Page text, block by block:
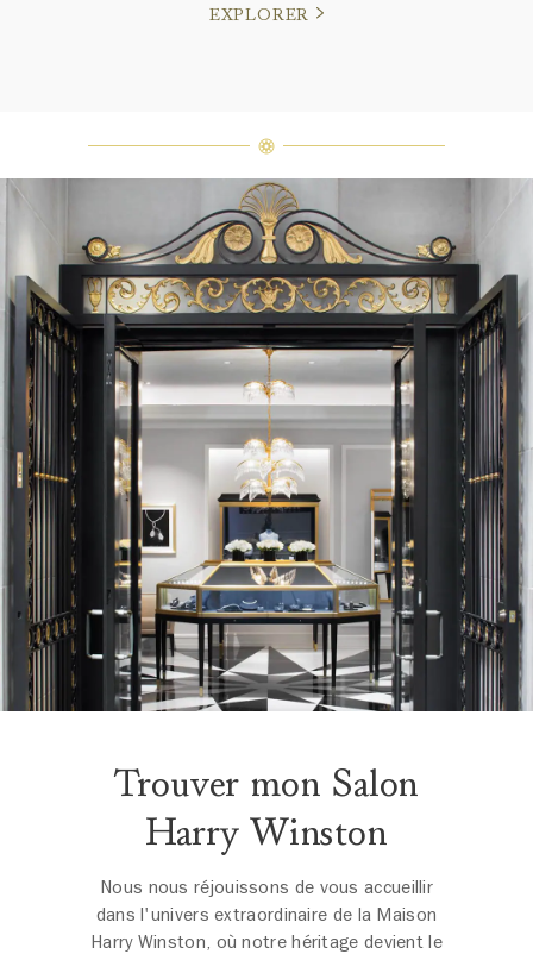
EXPLORER
Trouver mon Salon
Harry Winston
Nous nous réjouissons de vous accueillir
dans l'univers extraordinaire de la Maison
Harry Winston, où notre héritage devient le